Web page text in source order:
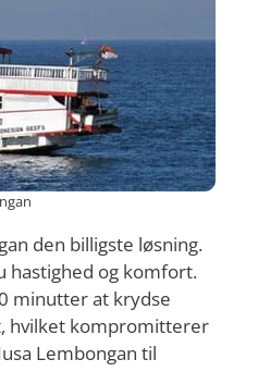
den billigste løsning.
hastighed og komfort.
minutter at krydse
hvilket kompromitterer
Lembongan til